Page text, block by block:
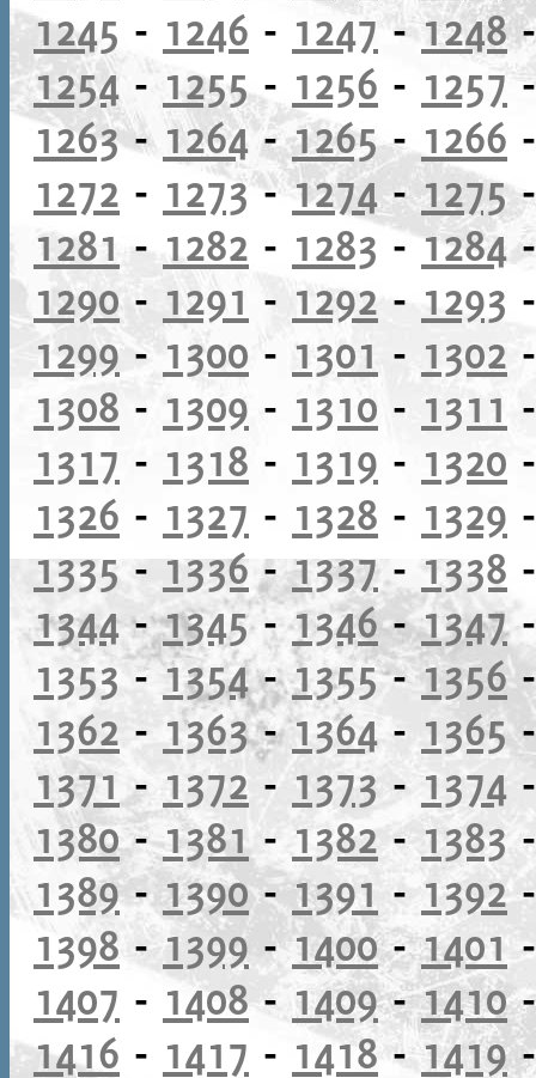
1245 - 1246 - 1247-1248
1254 - 1255- 1256 - 1257
1263- 1264-1265- 1266
1272 - 1273-1274-1275
1281 - 1282 - 1283 -1284
1290- 1291 - 1292 - 1293
1299-1300 - 1301 - 1302
1308 - 1309 - 1310 - 1311
1317 - 1318 - 1319 - 1320
1326 - 1327 - 1328 - 1329
1335 - 1336 -1337- 1338
1344-1345-1346-1347
1353-1354-1355-1356
1362 - 1363-1364 - 1365
1371 - 1372 - 1373 - 1374
1380-1381- 1382 - 1383
1389-1390-1391 -1392
1398 -1399 -1400-1401
1407 - 1408-1409-1410
1416 - 1417 - 1418-1419